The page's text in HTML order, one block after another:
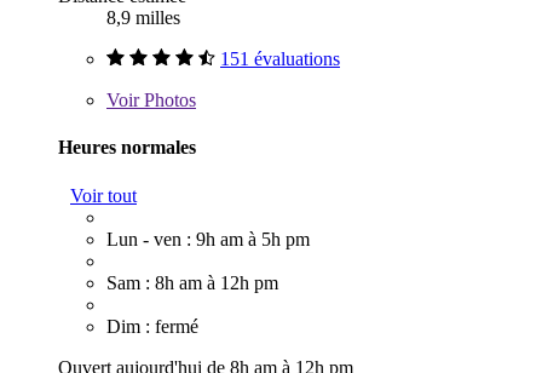
8,9 milles
151 évaluations
VoirPhotos
Heures normales
Voir tout
Lun - ven : 9h am à 5h pm
Sam : 8h am à 12h pm
Dim : fermé
Ouvert aujourd'hui de 8h am à 12h pm